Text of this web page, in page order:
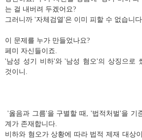
는 걸 내버려 두겠어요?
그러니까 '자체검열'은 이미 피할 수 없습니
이 문제를 누가 만들었나요?
페미 자신들이죠.
'남성 성기 비하'와 '남성 혐오'의 상징으로
것이니.
'옳음과 그름'을 구별할 때, '법적처벌'을 기
계가 존재합니다.
비하와 혐오가 상황에 따라 법적 제재 대상